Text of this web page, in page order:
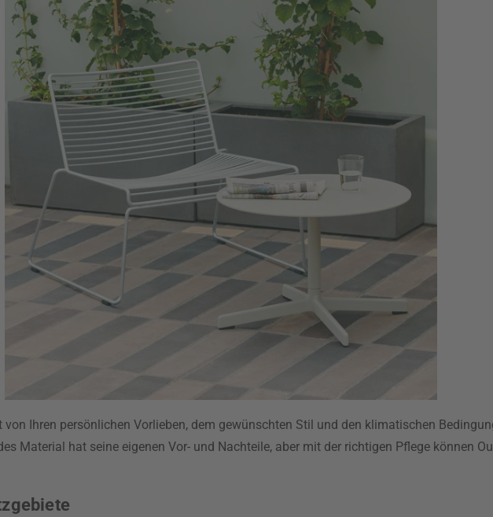
Ihren persönlichen Vorlieben, dem gewünschten Stil und den klimatischen
Material hat seine eigenen Vor- und Nachteile, aber mit der richtigen Pflege können